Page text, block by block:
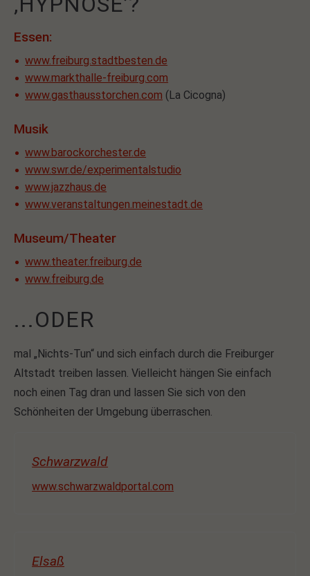
Essen:
www.freiburg.stadtbesten.de
www.markthalle-freiburg.com
www.gasthausstorchen.com (La Cicogna)
Musik
www.barockorchester.de
www.swr.de/experimentalstudio
www.jazzhaus.de
www.veranstaltungen.meinestadt.de
Museum/Theater
www.theater.freiburg.de
www.freiburg.de
...ODER
mal „Nichts-Tun“ und sich einfach durch die Freiburger
Altstadt treiben lassen. Vielleicht hängen Sie einfach
noch einen Tag dran und lassen Sie sich von den
Schönheiten der Umgebung überraschen.
Schwarzwald
www.schwarzwaldportal.com
Elsaß